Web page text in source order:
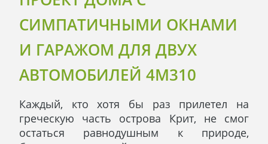
СИМПАТИЧНЫМИ ОКНАМИ
И ГАРАЖОМ ДЛЯ ДВУХ
АВТОМОБИЛЕЙ 4M310
Каждый, кто хотя бы раз прилетел на
греческую часть острова Крит, не смог
остаться равнодушным к природе,